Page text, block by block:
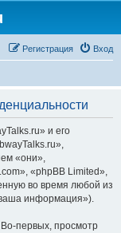
Вход
Регистрация
и его
«они»,
«phpBB Limited»,
во время любой из
информация»).
первых, просмотр